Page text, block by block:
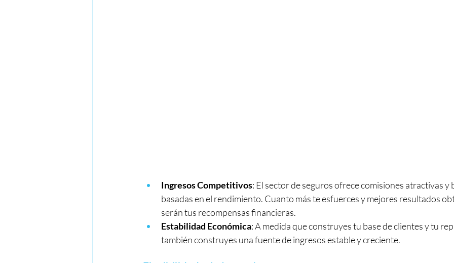
Ingresos Competitivos: El sector de seguros ofrece comisiones atractivas
basadas en el rendimiento. Cuanto más te esfuerces y mejores resultados
serán tus recompensas financieras.
Estabilidad Económica: A medida que construyes tu base de clientes y tu
también construyes una fuente de ingresos estable y creciente.